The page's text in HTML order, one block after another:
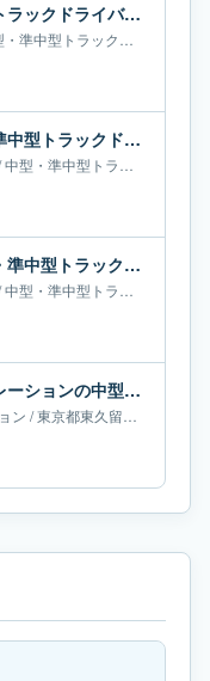
三和物産株式会社の中型・準中型トラックドライバー求人｜愛知県名古屋市｜月給20万-26万円
準中型トラックドライバー
トナミ運輸中国株式会社の中型・準中型トラックドライバー求人｜広島県広島市｜月給36万-64万円
中型・準中型トラックドライバー
株式会社ロジックナンカイの中型・準中型トラックドライバー求人｜大阪府堺市｜月給66万円
中型・準中型トラックドライバー
有限会社エスゼットケー・コーポレーションの中型・準中型トラックドライバー求人｜東京都東久留米市｜月給38万-63万円
ン /東京都東久留米市